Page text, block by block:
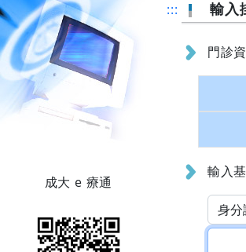
成大 e 療通
::: 輸入
門診
輸入